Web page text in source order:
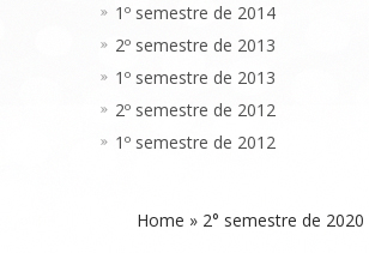
1º semestre de 2014
2º semestre de 2013
1º semestre de 2013
2º semestre de 2012
1º semestre de 2012
Home » 2° semestre de 2020